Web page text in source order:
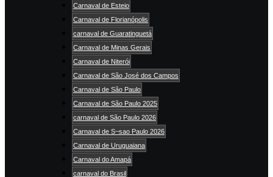
Carnaval de Esteio
Carnaval de Florianópolis
carnaval de Guaratinguetá
Carnaval de Minas Gerais
Carnaval de Niterói
Carnaval de São José dos Campos
Carnaval de São Paulo
Carnaval de São Paulo 2025
carnaval de São Paulo 2026
Carnaval de S~sao Paulo 2026
Carnaval de Uruguaiana
Carnaval do Amapá
carnaval do Brasil